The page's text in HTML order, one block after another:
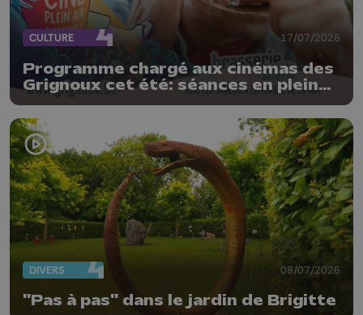
CULTURE 17/07/2026
Programme chargé aux cinémas des
Grignoux cet été: séances en plein
air, concerts et plats spéciaux à la
brasserie
DIVERS 08/07/2026
"Pas à pas" dans le jardin de Brigitte